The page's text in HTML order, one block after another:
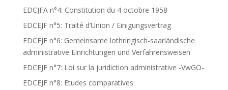
EDCJFA n°4: Constitution du 4 octobre 1958
EDCEJF n°5: Traité d’Union / Einigungsvertrag
EDCEJF n°6: Gemeinsame lothringisch-saarländische
administrative Einrichtungen und Verfahrensweisen
EDCEJF n°7: Loi sur la juridiction administrative -VwGO-
EDCEJF n°8: Etudes comparatives